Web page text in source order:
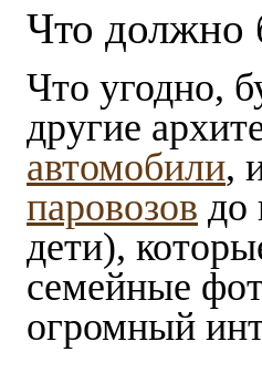
Что должно
Что угодно,
другие
автомобили,
паровозов до
дети),
семейные
огромный